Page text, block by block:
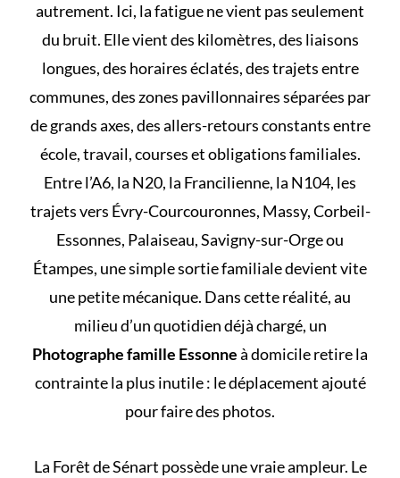
autrement. Ici, la fatigue ne vient pas seulement
du bruit. Elle vient des kilomètres, des liaisons
longues, des horaires éclatés, des trajets entre
communes, des zones pavillonnaires séparées par
de grands axes, des allers-retours constants entre
école, travail, courses et obligations familiales.
Entre l’A6, la N20, la Francilienne, la N104, les
trajets vers Évry-Courcouronnes, Massy, Corbeil-
Essonnes, Palaiseau, Savigny-sur-Orge ou
Étampes, une simple sortie familiale devient vite
une petite mécanique. Dans cette réalité, au
milieu d’un quotidien déjà chargé, un
Photographe famille Essonneà domicile retire la
contrainte la plus inutile : le déplacement ajouté
pour faire des photos.
La Forêt de Sénart possède une vraie ampleur. Le